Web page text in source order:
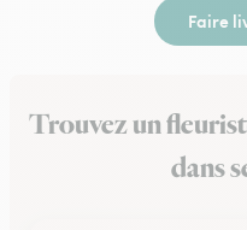
Faire
Trouvez un
dans